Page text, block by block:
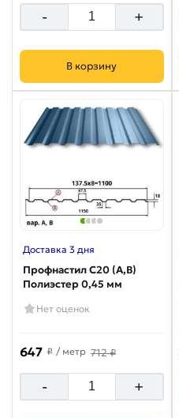
- +
В корзину
Доставка 3 дня
Профнастил С20 (A,B)
Полиэстер 0,45 мм
Нет оценок
647 ₽ / метр 712 ₽
- +